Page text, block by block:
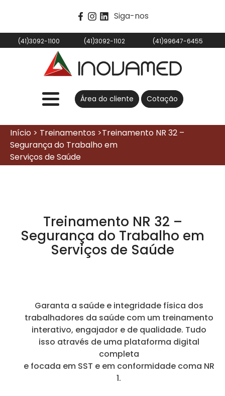
Siga-nos
(41)3092-1100 (41)3092-1102 (41)99647-6455
Área do cliente Cotação
Início > Treinamentos >Treinamento NR 32 –
Segurança do Trabalho em
Serviços de Saúde
Treinamento NR 32 –
Segurança do Trabalho em
Serviços de Saúde
Garanta a saúde e integridade física dos
trabalhadores da saúde com um treinamento
interativo, engajador e de qualidade. Tudo
isso através de uma plataforma digital
completa
e focada em SST e em conformidade coma NR
1.